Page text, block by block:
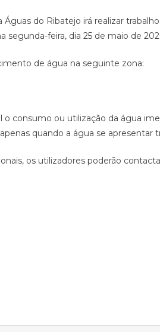
do Ribatejo irá realizar
feira, dia 25 de maio de
de água na seguinte zona:
consumo ou utilização da água
quando a água se apresentar
os utilizadores poderão